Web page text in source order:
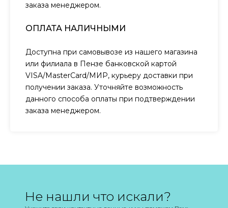
заказа менеджером.
ОПЛАТА НАЛИЧНЫМИ
Доступна при самовывозе из нашего магазина
или филиала в Пензе банковской картой
VISA/MasterCard/МИР, курьеру доставки при
получении заказа. Уточняйте возможность
данного способа оплаты при подтверждении
заказа менеджером.
Не нашли что искали?